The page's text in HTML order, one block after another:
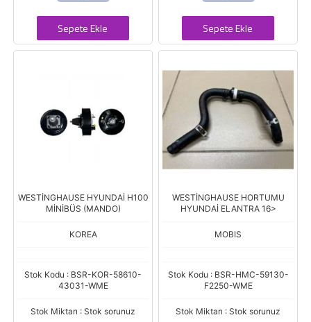
Sepete Ekle Sepete Ekle
WESTİNGHAUSE HYUNDAİ H100
MİNİBÜS (MANDO)
KOREA
Stok Kodu : BSR-KOR-58610-
43031-WME
Stok Miktarı : Stok sorunuz
WESTİNGHAUSE HORTUMU
HYUNDAİ ELANTRA 16>
MOBIS
Stok Kodu : BSR-HMC-59130-
F2250-WME
Stok Miktarı : Stok sorunuz